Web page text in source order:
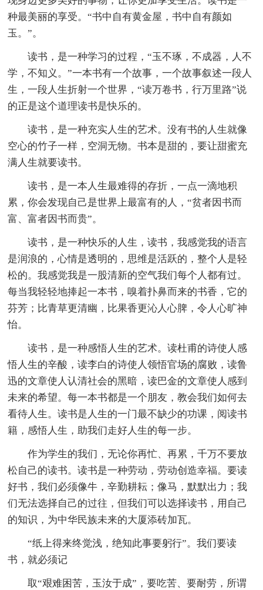
种最美丽的享受。“书中自有黄金屋，书中自有颜如
玉。”。
读书，是一种学习的过程，“玉不琢，不成器，人不
学，不知义。”一本书有一个故事，一个故事叙述一段人
生，一段人生折射一个世界，“读万卷书，行万里路”说
的正是这个道理读书是快乐的。
读书，是一种充实人生的艺术。没有书的人生就像
空心的竹子一样，空洞无物。书本是甜的，要让甜蜜充
满人生就要读书。
读书，是一本人生最难得的存折，一点一滴地积
累，你会发现自己是世界上最富有的人，“贫者因书而
富、富者因书而贵”。
读书，是一种快乐的人生，读书，我感觉我的语言
是润浪的，心情是透明的，思维是活跃的，整个人是轻
松的。我感觉我是一股清新的空气我们每个人都有过。
每当我轻轻地捧起一本书，嗅着扑鼻而来的书香，它的
芬芳；比青草更清幽，比果香更沁人心脾，令人心旷神
怡。
读书，是一种感悟人生的艺术。读杜甫的诗使人感
悟人生的辛酸，读李白的诗使人领悟官场的腐败，读鲁
迅的文章使人认清社会的黑暗，读巴金的文章使人感到
未来的希望。每一本书都是一个朋友，教会我们如何去
看待人生。读书是人生的一门最不缺少的功课，阅读书
籍，感悟人生，助我们走好人生的每一步。
作为学生的我们，无论你再忙、再累，千万不要放
松自己的读书。读书是一种劳动，劳动创造幸福。要读
好书，我们必须像牛，辛勤耕耘；像马，默默出力；我
们无法选择自己的过往，但我们可以选择读书，用自己
的知识，为中华民族未来的大厦添砖加瓦。
“纸上得来终觉浅，绝知此事要躬行”。我们要读
书，就必须记
取“艰难困苦，玉汝于成”，要吃苦、要耐劳，所谓